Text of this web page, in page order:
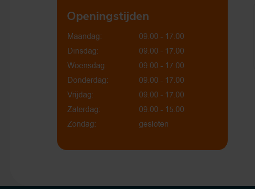
Openingstijden
Maandag:
09.00 - 17.00
Dinsdag:
09.00 - 17.00
Woensdag:
09.00 - 17.00
Donderdag:
09.00 - 17.00
Vrijdag:
09.00 - 17.00
Zaterdag:
09.00 - 15.00
Zondag:
gesloten